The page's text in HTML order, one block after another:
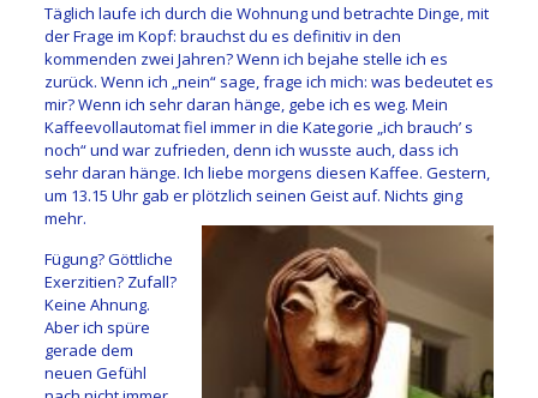
Täglich laufe ich durch die Wohnung und betrachte Dinge, mit
der Frage im Kopf: brauchst du es definitiv in den
kommenden zwei Jahren? Wenn ich bejahe stelle ich es
zurück. Wenn ich „nein“ sage, frage ich mich: was bedeutet es
mir? Wenn ich sehr daran hänge, gebe ich es weg. Mein
Kaffeevollautomat fiel immer in die Kategorie „ich brauch’ s
noch“ und war zufrieden, denn ich wusste auch, dass ich
sehr daran hänge. Ich liebe morgens diesen Kaffee. Gestern,
um 13.15 Uhr gab er plötzlich seinen Geist auf. Nichts ging
mehr.
Fügung? Göttliche
Exerzitien? Zufall?
Keine Ahnung.
Aber ich spüre
gerade dem
neuen Gefühl